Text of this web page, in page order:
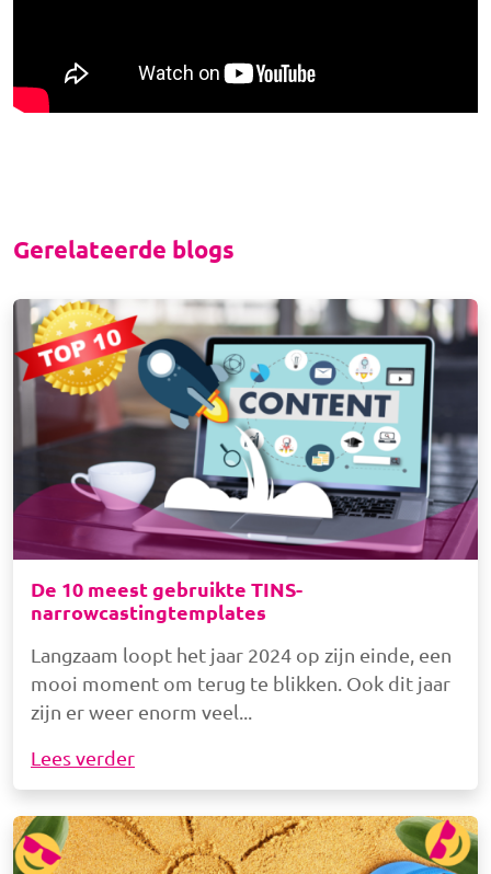
Gerelateerde blogs
Afbeelding
De 10 meest gebruikte TINS-
narrowcastingtemplates
Langzaam loopt het jaar 2024 op zijn einde, een
mooi moment om terug te blikken. Ook dit jaar
zijn er weer enorm veel
Lees verder
Afbeelding